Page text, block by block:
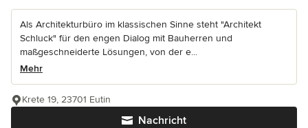
Als Architekturbüro im klassischen Sinne steht "Architekt
Schluck" für den engen Dialog mit Bauherren und
maßgeschneiderte Lösungen, von der e...
Mehr
Nachricht
Krete 19, 23701 Eutin